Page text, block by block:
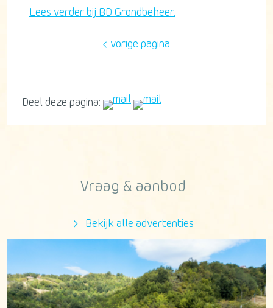
Lees verder bij BD Grondbeheer.
vorige pagina
Deel deze pagina:
Vraag & aanbod
Bekijk alle advertenties